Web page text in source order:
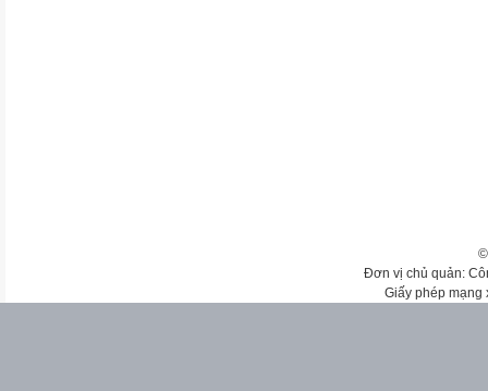
Đơn vị chủ quản:
Giấy phép mạng